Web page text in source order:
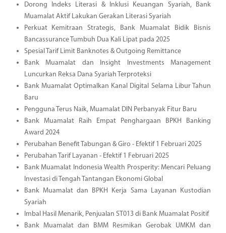
Dorong Indeks Literasi & Inklusi Keuangan Syariah, Bank
Muamalat Aktif Lakukan Gerakan Literasi Syariah
Perkuat Kemitraan Strategis, Bank Muamalat Bidik Bisnis
Bancassurance Tumbuh Dua Kali Lipat pada 2025
Spesial Tarif Limit Banknotes & Outgoing Remittance
Bank Muamalat dan Insight Investments Management
Luncurkan Reksa Dana Syariah Terproteksi
Bank Muamalat Optimalkan Kanal Digital Selama Libur Tahun
Baru
Pengguna Terus Naik, Muamalat DIN Perbanyak Fitur Baru
Bank Muamalat Raih Empat Penghargaan BPKH Banking
Award 2024
Perubahan Benefit Tabungan & Giro - Efektif 1 Februari 2025
Perubahan Tarif Layanan - Efektif 1 Februari 2025
Bank Muamalat Indonesia Wealth Prosperity: Mencari Peluang
Investasi di Tengah Tantangan Ekonomi Global
Bank Muamalat dan BPKH Kerja Sama Layanan Kustodian
Syariah
Imbal Hasil Menarik, Penjualan ST013 di Bank Muamalat Positif
Bank Muamalat dan BMM Resmikan Gerobak UMKM dan